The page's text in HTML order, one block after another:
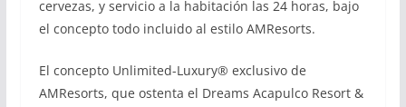
cervezas, y servicio a la habitación las 24 horas, bajo
el concepto todo incluido al estilo AMResorts.
El concepto Unlimited-Luxury® exclusivo de
AMResorts, que ostenta el Dreams Acapulco Resort &